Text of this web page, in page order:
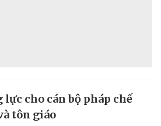
cho cán bộ pháp chế
tôn giáo